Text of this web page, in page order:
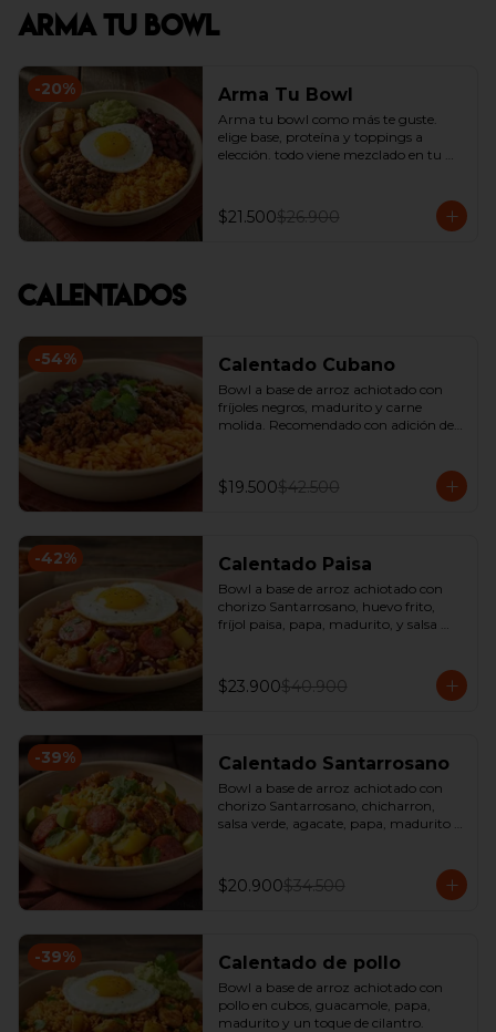
Arma Tu Bowl
-20% Arma Tu Bowl
Arma tu bowl como más te guste.
elige base, proteína y toppings a
elección. todo viene mezclado en tu
$21.500$26.900
Calentados
-54% Calentado Cubano
Bowl a base de arroz achiotado con
fríjoles negros, madurito y carne
molida. Recomendado con adición de
$19.500$42.500
-42% Calentado Paisa
Bowl a base de arroz achiotado con
chorizo Santarrosano, huevo frito,
fríjol paisa, papa, madurito, y salsa
$23.900$40.900
-39% Calentado Santarrosano
Bowl a base de arroz achiotado con
chorizo Santarrosano, chicharron,
salsa verde, agacate, papa, madurito y
$20.900$34.500
-39% Calentado de pollo
Bowl a base de arroz achiotado con
pollo en cubos, guacamole, papa,
madurito y un toque de cilantro.